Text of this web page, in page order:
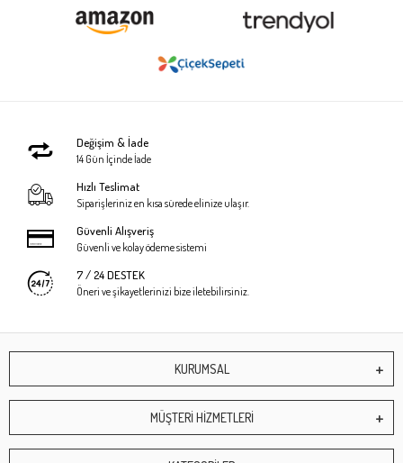
Değişim & İade
14 Gün İçinde İade
Hızlı Teslimat
Siparişleriniz en kısa sürede elinize ulaşır.
Güvenli Alışveriş
Güvenli ve kolay ödeme sistemi
7 / 24 DESTEK
Öneri ve şikayetlerinizi bize iletebilirsiniz.
KURUMSAL
MÜŞTERİ HİZMETLERİ